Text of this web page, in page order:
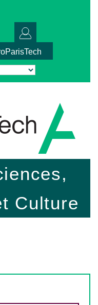
Translate
Culture